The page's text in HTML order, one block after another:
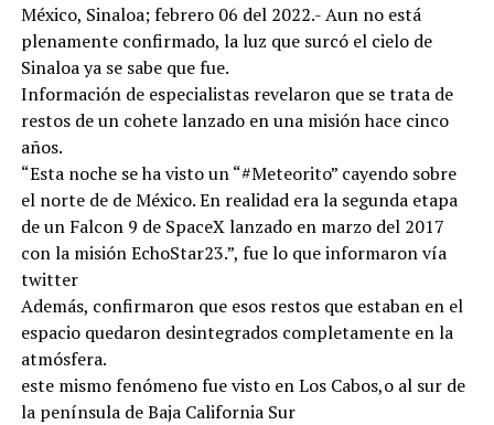
México, Sinaloa; febrero 06 del 2022.- Aun no está
plenamente confirmado, la luz que surcó el cielo de
Sinaloa ya se sabe que fue.
Información de especialistas revelaron que se trata de
restos de un cohete lanzado en una misión hace cinco
años.
“Esta noche se ha visto un “#Meteorito” cayendo sobre
el norte de de México. En realidad era la segunda etapa
de un Falcon 9 de SpaceX lanzado en marzo del 2017
con la misión EchoStar23.”, fue lo que informaron vía
twitter
Además, confirmaron que esos restos que estaban en el
espacio quedaron desintegrados completamente en la
atmósfera.
este mismo fenómeno fue visto en Los Cabos,o al sur de
la península de Baja California Sur